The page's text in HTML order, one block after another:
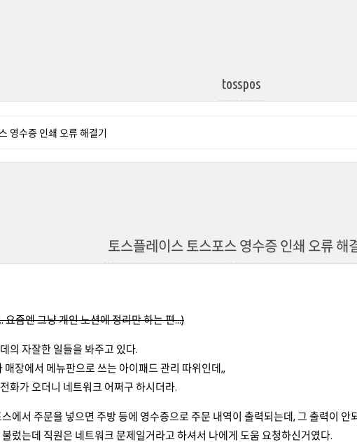
tosspos
영수증 인쇄 오류 해결기
토스플레이스 토스포스 영수증 인쇄 오류 해
요즘엔 그냥 개인 노션에 정리만 하는 편...)
의 자잘한 일들을 봐주고 있다.
매장에서 메뉴판으로 쓰는 아이패드 관리 따위인데,,
화가 오더니 네트워크 어쩌구 하시더라.
에서 주문을 넣으면 주방 등에 영수증으로 주문 내역이 출력되는데, 그 출력이 안
렀는데 직원은 네트워크 문제일거라고 하셔서 나에게 도움 요청하신거였다.